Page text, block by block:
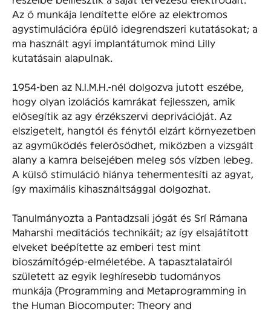
Az ő munkája lendítette előre az elektromos
agystimulációra épülő idegrendszeri kutatásokat; a
ma használt agyi implantátumok mind Lilly
kutatásain alapulnak.
1954-ben az N.I.M.H.-nél dolgozva jutott eszébe,
hogy olyan izolációs kamrákat fejlesszen, amik
elősegítik az agy érzékszervi deprivációját. Az
elszigetelt, hangtól és fénytől elzárt környezetben
az agyműködés felerősödhet, miközben a vizsgált
alany a kamra belsejében meleg sós vízben lebeg.
A külső stimuláció hiánya tehermentesíti az agyat,
így maximális kihasználtsággal dolgozhat.
Tanulmányozta a Pantadzsali jógát és Srí Rámana
Maharshi meditációs technikáit; az így elsajátított
elveket beépítette az emberi test mint
bioszámítógép-elméletébe. A tapasztalatairól
született az egyik leghíresebb tudományos
munkája (Programming and Metaprogramming in
the Human Biocomputer: Theory and